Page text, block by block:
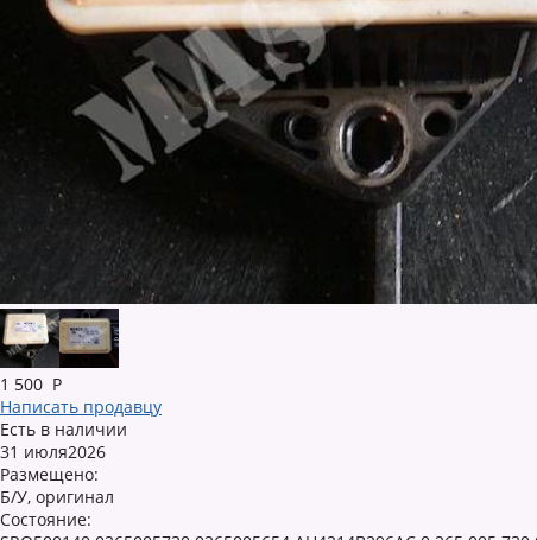
1 500 Р
Написать продавцу
Есть в наличии
31 июля2026
Размещено:
Б/У, оригинал
Состояние: